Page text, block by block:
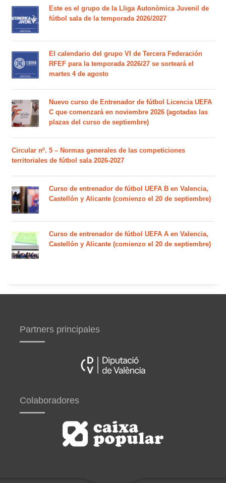
Este es el grupo de la Lliga Autonòmica Juvenil de
fútbol sala de la temporada 2026/2027
El calendario del grupo VI de Tercera Federación
RFEF para la temporada 2026/27 se sorteará el
martes 4 de agosto
Nuevo curso de Entrenador de fútbol Licencia UEFA
C que comenzará en noviembre 2026 (agotadas las
plazas del curso de septiembre)
Circular nº. 5 – Normas generales de las competiciones
territoriales de fútbol sala 2026-2027
Curso de entrenador de fútbol UEFA B en Valencia,
Castellón y Alicante (comienzo el 20 de septiembre)
Curso de entrenador de fútbol UEFA A en Valencia,
Castellón y Alicante (comienzo el 20 de septiembre)
Partners principales
Colaboradores